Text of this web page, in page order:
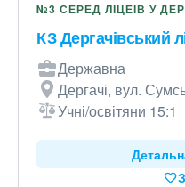
№3 СЕРЕД ЛІЦЕЇВ У
КЗ Дергачівський
Державна
Дергачі, вул.
Учні/освітяни 15:1